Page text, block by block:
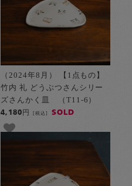
（2024年8月） 【1点もの】
竹内 礼 どうぶつさんシリー
ズさんかく皿 （T11-6）
4,180円 [税込] SOLD